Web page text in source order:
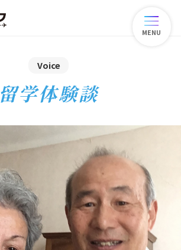
MENU
Voice
留学体験談